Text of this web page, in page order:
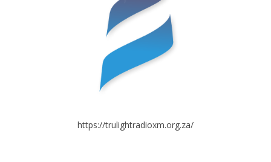
https://trulightradioxm.org.za/